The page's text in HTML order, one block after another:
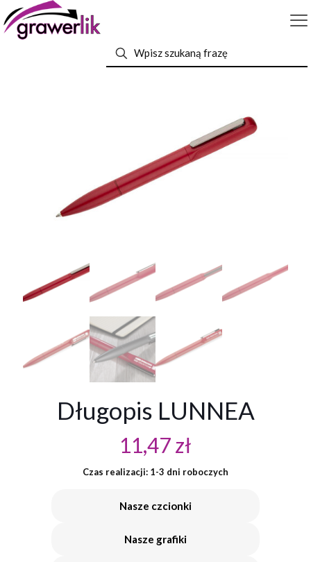
Długopis LUNNEA
11,47zł
Czas realizacji: 1-3 dni roboczych
Nasze czcionki
Nasze grafiki